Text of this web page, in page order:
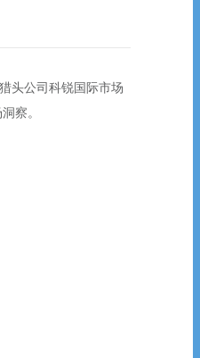
头公司科锐国际市场
察。